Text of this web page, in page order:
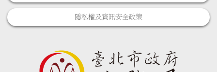
隱私權及資訊安全政策